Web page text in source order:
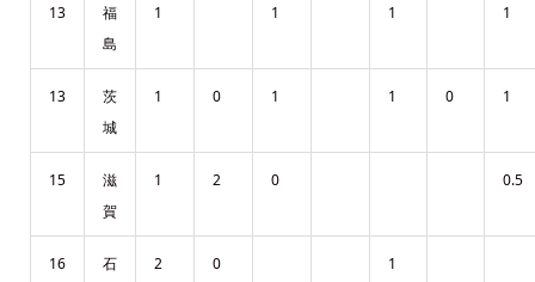
13
福
島
1 1 1 1
13
茨
城
1 0 1 1 0 1
15
滋
賀
1 2 0 0.5
16
石
2 0 1